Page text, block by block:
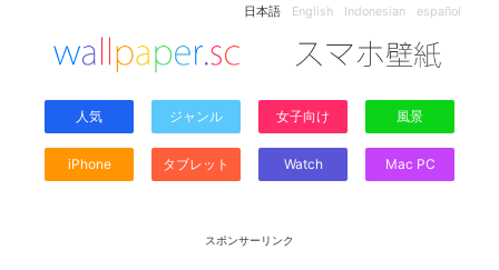
日本語 English Indonesian español
人気 ジャンル 女子向け 風景
iPhone タブレット Watch Mac PC
スポンサーリンク